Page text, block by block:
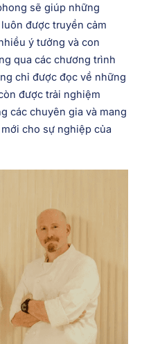
sẽ giúp những
được truyền cảm
ý tưởng và con
qua các chương trình
chỉ được đọc về những
được trải nghiệm
các chuyên gia và mang
cho sự nghiệp của